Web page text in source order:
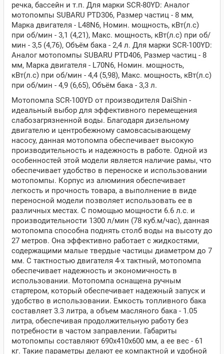
речка, бассейн и т.п. Для марки SCR-80YD: Аналог
мотопомпы SUBARU PTD306, Размер частиц - 8 мм,
Марка двигателя - L48N6, Номин. мощность, кВт(л.с)
при об/мин - 3,1 (4,21), Макс. мощность, кВт(л.с) при об/
мин - 3,5 (4,76), Объём бака - 2,4 л. Для марки SCR-100YD:
Аналог мотопомпы SUBARU PTD406, Размер частиц - 8
мм, Марка двигателя - L70N6, Номин. мощность,
кВт(л.с) при об/мин - 4,4 (5,98), Макс. мощность, кВт(л.с)
при об/мин - 4,9 (6,65), Объём бака - 3,3 л.
Мотопомпа SCR-100YD от производителя DaiShin -
идеальный выбор для эффективного перемещения
слабозагрязненной воды. Благодаря дизельному
двигателю и центробежному самовсасывающему
насосу, данная мотопомпа обеспечивает высокую
производительность и надежность в работе. Одной из
особенностей этой модели является наличие рамы, что
обеспечивает удобство в переноске и использовании
мотопомпы. Корпус из алюминия обеспечивает
легкость и прочность товара, а выполнение в виде
переносной модели позволяет использовать ее в
различных местах. С помощью мощности 6.6 л.с. и
производительности 1300 л/мин (78 куб.м/час), данная
мотопомпа способна поднять столб воды на высоту до
27 метров. Она эффективно работает с жидкостями,
содержащими малые твердые частицы диаметром до 7
мм. С тактностью двигателя 4-х тактный, мотопомпа
обеспечивает надежность и экономичность в
использовании. Мотопомпа оснащена ручным
стартером, который обеспечивает надежный запуск и
удобство в использовании. Емкость топливного бака
составляет 3.3 литра, а объем масляного бака - 1.05
литра, обеспечивая продолжительную работу без
потребности в частом заправлении. Габариты
мотопомпы составляют 690х410х600 мм, а ее вес - 61
кг. Такие параметры делают ее компактной и удобной